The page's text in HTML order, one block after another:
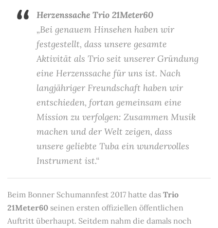
Herzenssache Trio 21Meter60
„Bei genauem Hinsehen haben wir
festgestellt, dass unsere gesamte
Aktivität als Trio seit unserer Gründung
eine Herzenssache für uns ist. Nach
langjähriger Freundschaft haben wir
entschieden, fortan gemeinsam eine
Mission zu verfolgen: Zusammen Musik
machen und der Welt zeigen, dass
unsere geliebte Tuba ein wundervolles
Instrument ist.“
Beim Bonner Schumannfest 2017 hatte das Trio
21Meter60 seinen ersten offiziellen öffentlichen
Auftritt überhaupt. Seitdem nahm die damals noch